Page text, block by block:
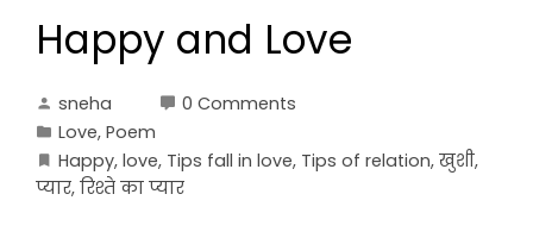
Happy and Love
sneha
0 Comments
Love, Poem
Happy, love, Tips fall in love, Tips of relation, खुशी,
प्यार, रिश्ते का प्यार